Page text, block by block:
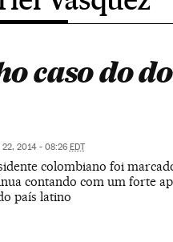
caso do
22, 2014 - 08:26 EDT
colombiano foi
contando com um forte
país latino